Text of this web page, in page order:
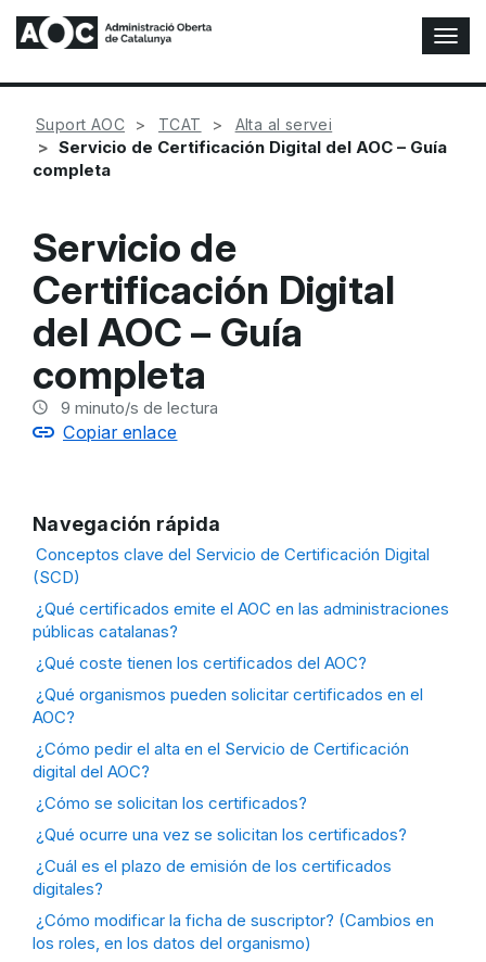
A
l
t
n
Suport AOC TCAT Alta al servei
Servicio de Certificación Digital del AOC – Guía
completa
Servicio de
Certificación Digital
del AOC – Guía
completa
9 minuto/s de lectura
Copiar enlace
Navegación rápida
Conceptos clave del Servicio de Certificación Digital
(SCD)
¿Qué certificados emite el AOC en las administraciones
públicas catalanas?
¿Qué coste tienen los certificados del AOC?
¿Qué organismos pueden solicitar certificados en el
AOC?
¿Cómo pedir el alta en el Servicio de Certificación
digital del AOC?
¿Cómo se solicitan los certificados?
¿Qué ocurre una vez se solicitan los certificados?
¿Cuál es el plazo de emisión de los certificados
digitales?
¿Cómo modificar la ficha de suscriptor? (Cambios en
los roles, en los datos del organismo)